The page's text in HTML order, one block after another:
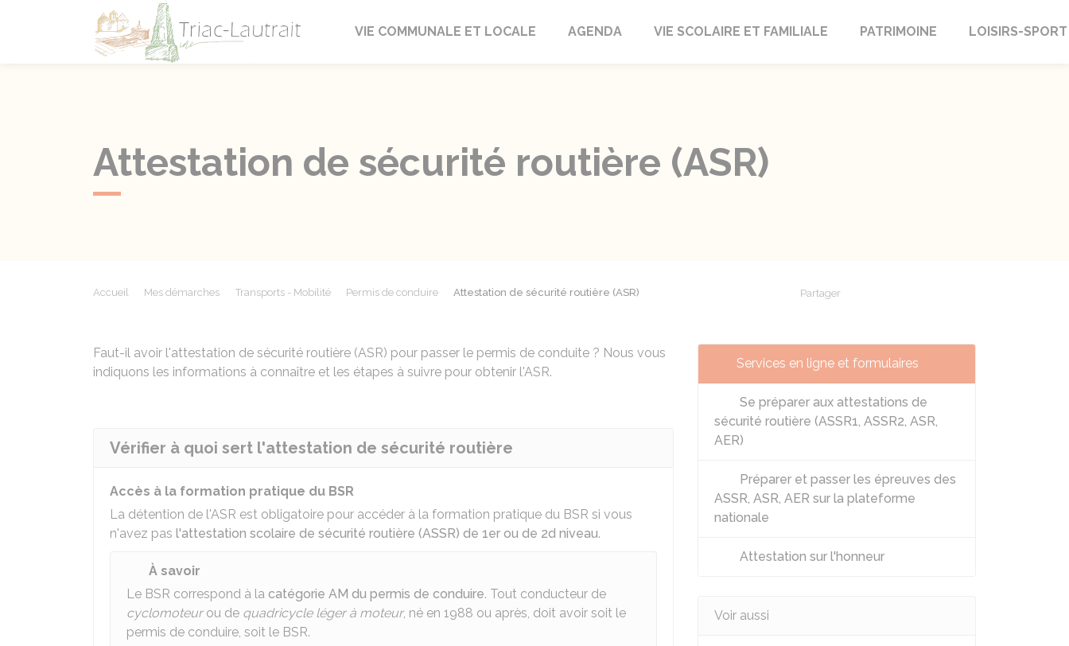
Triac-Lautrait
VIE COMMUNALE ET LOCALE AGENDA VIE SCOLAIRE ET FAMILIALE PATRIMOINE LOISIRS-SPORT
Attestation de sécurité routière (ASR)
Accueil Mes démarches Transports - Mobilité Permis de conduire Attestation de sécurité routière (ASR) Partager
Faut-il avoir l'attestation de sécurité routière (ASR) pour passer le permis de conduite ? Nous vous
indiquons les informations à connaître et les étapes à suivre pour obtenir l'ASR.
Vérifier à quoi sert l'attestation de sécurité routière
Accès à la formation pratique du BSR
La détention de l'ASR est obligatoire pour accéder à la formation pratique du BSR si vous
n'avez pas l'attestation scolaire de sécurité routière (ASSR) de 1er ou de 2d niveau.
À savoir
Le BSR correspond à la catégorie AM du permis de conduire. Tout conducteur de
cyclomoteurou de quadricycle léger à moteur, né en 1988 ou après, doit avoir soit le
permis de conduire, soit le BSR.
Services en ligne et formulaires
Se préparer aux attestations de
sécurité routière (ASSR1, ASSR2, ASR,
AER)
Préparer et passer les épreuves des
ASSR, ASR, AER sur la plateforme
nationale
Attestation sur l'honneur
Voir aussi